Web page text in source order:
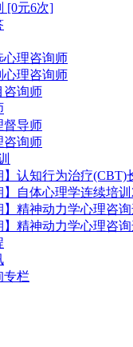
[0元6次]
心理咨询师
心理咨询师
咨询师
督导师
咨询师
】认知行为治疗(CBT)
】自体心理学连续培
】精神动力学心理咨
】精神动力学心理咨
专栏